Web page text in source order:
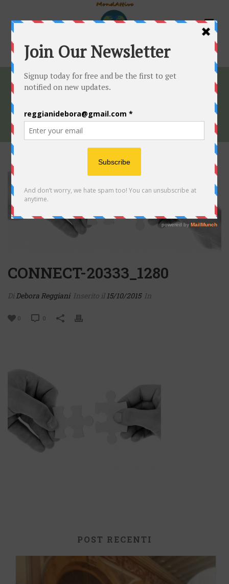
HOME»MONDATTIVO CERCA VOLONTARI»CONNECT-
CONNECT-20333_1280
Di Debora Reggiani Inserito il 15/10/2015 In
0 0
POST RECENTI